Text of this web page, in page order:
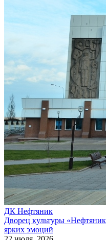
ДК Нефтяник
Дворец культуры
ярких эмоций